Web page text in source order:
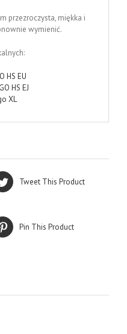
przezroczysta, miękka i
wymienić.
HS EU
HS EJ
XL
Tweet This Product
Pin This Product